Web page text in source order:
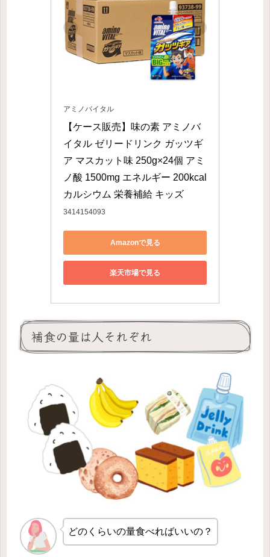
アミノバイタル
【ケース販売】味の素 アミノバ
イタル ゼリードリンク ガッツギ
ア マスカット味 250g×24個 アミ
ノ酸 1500mg エネルギー 200kcal
カルシウム 栄養補給 キッズ
3414154093
Amazonで見る
楽天市場で見る
補食の量は人それぞれ
どのくらいの量食べればいいの？